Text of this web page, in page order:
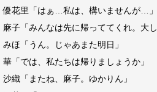
優花里「はぁ…私は、構いませんが…」
麻子「みんなは先に帰っててくれ。大
みほ「うん。じゃあまた明日」
華「では、私たちは帰りましょうか」
沙織「またね、麻子。ゆかりん」